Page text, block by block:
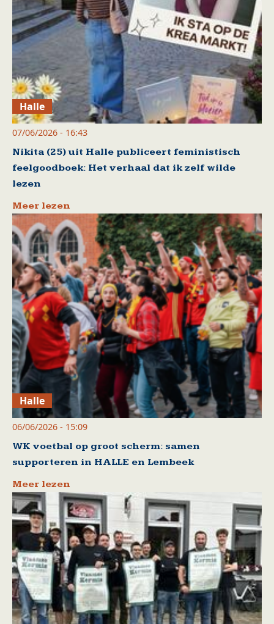
Halle
07/06/2026 - 16:43
Nikita (25) uit Halle publiceert feministisch
feelgoodboek: Het verhaal dat ik zelf wilde
lezen
Meer lezen
Halle
06/06/2026 - 15:09
WK voetbal op groot scherm: samen
supporteren in HALLE en Lembeek
Meer lezen